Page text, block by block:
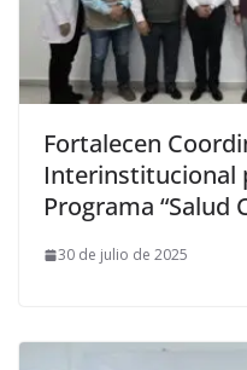
Fortalecen
Interinstitucional
Programa “Salud
30 de julio de 2025